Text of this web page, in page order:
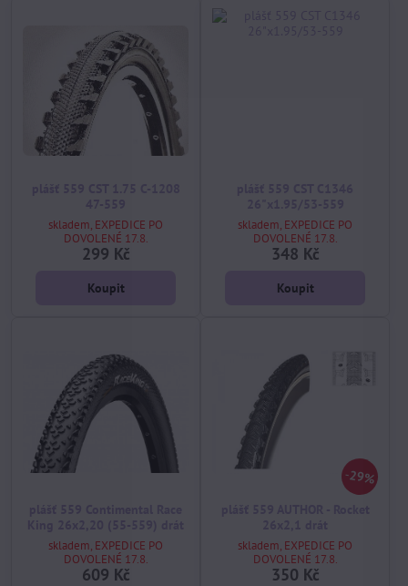
skladem, EXPEDICE PO
DOVOLENÉ 17.8.
299 Kč
Koupit
skladem, EXPEDICE PO
DOVOLENÉ 17.8.
348 Kč
Koupit
skladem, EXPEDICE PO
DOVOLENÉ 17.8.
609 Kč
29%
skladem, EXPEDICE PO
DOVOLENÉ 17.8.
350 Kč